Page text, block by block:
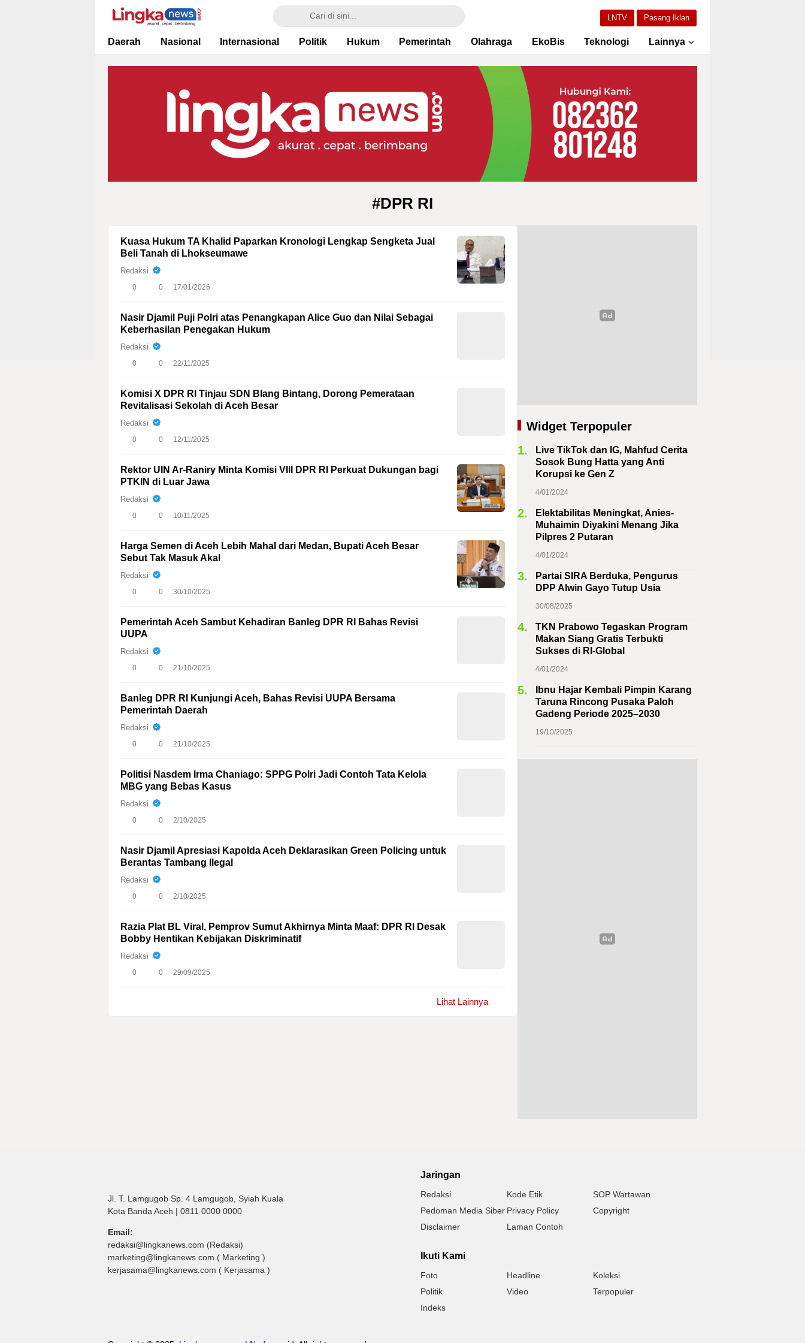
Lingkanews
Akurat. Cepat & Berimbang
LNTV Pasang Iklan
Daerah Nasional Internasional Politik Hukum Pemerintah Olahraga EkoBis Teknologi Lainnya
#DPR RI
Kuasa Hukum TA Khalid Paparkan Kronologi Lengkap Sengketa Jual
Beli Tanah di Lhokseumawe
Redaksi
0 0 17/01/2026
Nasir Djamil Puji Polri atas Penangkapan Alice Guo dan Nilai Sebagai
Keberhasilan Penegakan Hukum
Redaksi
0 0 22/11/2025
Komisi X DPR RI Tinjau SDN Blang Bintang, Dorong Pemerataan
Revitalisasi Sekolah di Aceh Besar
Redaksi
0 0 12/11/2025
Rektor UIN Ar-Raniry Minta Komisi VIII DPR RI Perkuat Dukungan bagi
PTKIN di Luar Jawa
Redaksi
0 0 10/11/2025
Harga Semen di Aceh Lebih Mahal dari Medan, Bupati Aceh Besar
Sebut Tak Masuk Akal
Redaksi
0 0 30/10/2025
Pemerintah Aceh Sambut Kehadiran Banleg DPR RI Bahas Revisi
UUPA
Redaksi
0 0 21/10/2025
Banleg DPR RI Kunjungi Aceh, Bahas Revisi UUPA Bersama
Pemerintah Daerah
Redaksi
0 0 21/10/2025
Politisi Nasdem Irma Chaniago: SPPG Polri Jadi Contoh Tata Kelola
MBG yang Bebas Kasus
Redaksi
0 0 2/10/2025
Nasir Djamil Apresiasi Kapolda Aceh Deklarasikan Green Policing untuk
Berantas Tambang Ilegal
Redaksi
0 0 2/10/2025
Razia Plat BL Viral, Pemprov Sumut Akhirnya Minta Maaf: DPR RI Desak
Bobby Hentikan Kebijakan Diskriminatif
Redaksi
0 0 29/09/2025
Lihat Lainnya
Widget Terpopuler
1.
Live TikTok dan IG, Mahfud Cerita
Sosok Bung Hatta yang Anti
Korupsi ke Gen Z
4/01/2024
2.
Elektabilitas Meningkat, Anies-
Muhaimin Diyakini Menang Jika
Pilpres 2 Putaran
4/01/2024
3.
Partai SIRA Berduka, Pengurus
DPP Alwin Gayo Tutup Usia
30/08/2025
4.
TKN Prabowo Tegaskan Program
Makan Siang Gratis Terbukti
Sukses di RI-Global
4/01/2024
5.
Ibnu Hajar Kembali Pimpin Karang
Taruna Rincong Pusaka Paloh
Gadeng Periode 2025–2030
19/10/2025
Jl. T. Lamgugob Sp. 4 Lamgugob, Syiah Kuala
Kota Banda Aceh | 0811 0000 0000
Email:
redaksi@lingkanews.com (Redaksi)
marketing@lingkanews.com ( Marketing )
kerjasama@lingkanews.com ( Kerjasama )
Jaringan
Redaksi Kode Etik
SOP Wartawan
Pedoman Media Siber Privacy Policy
Copyright
Disclaimer
Laman Contoh
Ikuti Kami
Foto Headline
Koleksi
Politik
Video
Terpopuler
Indeks